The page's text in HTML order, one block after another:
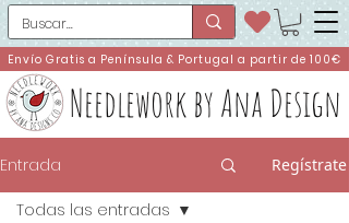
Needlework by Ana Design
Envío Gratis a Península & Portugal a partir de 100€
Entrada Regístrate
Todas las entradas